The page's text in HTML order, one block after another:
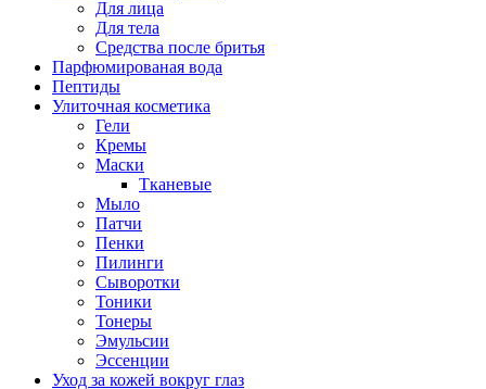
Для лица
Для тела
Средства после бритья
Парфюмированая вода
Пептиды
Улиточная косметика
Гели
Кремы
Маски
Тканевые
Мыло
Патчи
Пенки
Пилинги
Сыворотки
Тоники
Тонеры
Эмульсии
Эссенции
Уход за кожей вокруг глаз